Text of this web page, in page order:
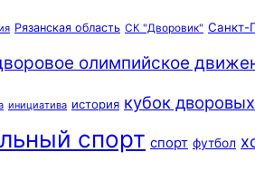
Рязанская область СК "Дворовик" Санкт-
олимпийское
инициатива история кубок
спорт спорт футбол